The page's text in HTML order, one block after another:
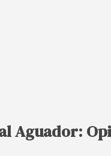
Aguador: